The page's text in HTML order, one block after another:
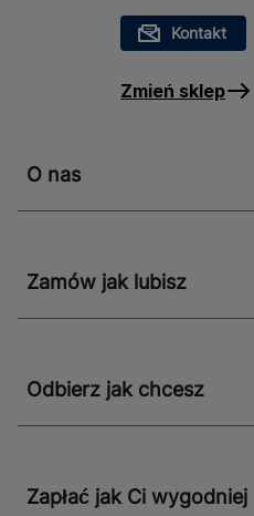
profesjonalistów, jak i
Kontakt
Zmień sklep
O nas
Zamów jak lubisz
Odbierz jak chcesz
Zapłać jak Ci wygodniej